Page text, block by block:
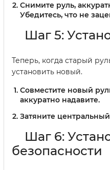
Снимите руль,
Убедитесь, что не
Шаг 5:
Теперь, когда старый
установить новый.
Совместите новый
аккуратно надавите.
Затяните
Шаг 6:
безопасности